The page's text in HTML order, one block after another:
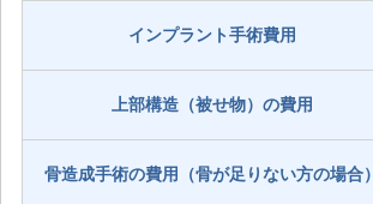
インプラント手術費用
上部構造（被せ物）の費用
骨造成手術の費用（骨が足りない方の場合）